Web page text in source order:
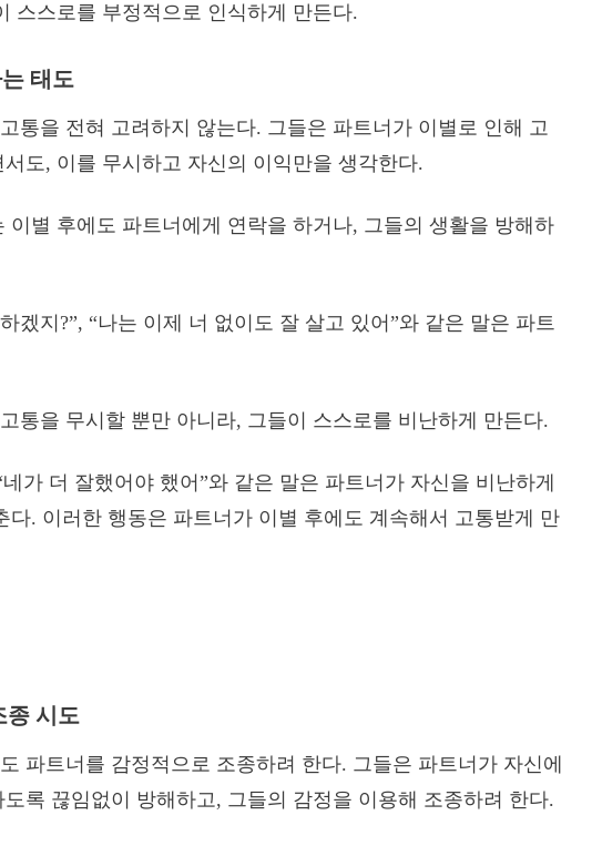
스스로를 부정적으로 인식하게 만든다.
태도
통을 전혀 고려하지 않는다. 그들은 파트너가 이별로 인해 고
도, 이를 무시하고 자신의 이익만을 생각한다.
이별 후에도 파트너에게 연락을 하거나, 그들의 생활을 방해하
겠지?”, “나는 이제 너 없이도 잘 살고 있어”와 같은 말은 파트
통을 무시할 뿐만 아니라, 그들이 스스로를 비난하게 만든다.
가 더 잘했어야 했어”와 같은 말은 파트너가 자신을 비난하게
다. 이러한 행동은 파트너가 이별 후에도 계속해서 고통받게 만
종 시도
파트너를 감정적으로 조종하려 한다. 그들은 파트너가 자신에
록 끊임없이 방해하고, 그들의 감정을 이용해 조종하려 한다.